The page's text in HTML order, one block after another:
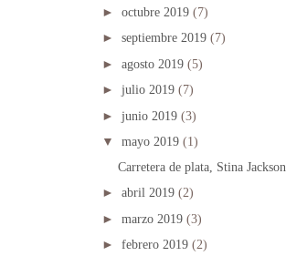
► octubre 2019 (7)
► septiembre 2019 (7)
► agosto 2019 (5)
► julio 2019 (7)
► junio 2019 (3)
▼ mayo 2019 (1)
Carretera de plata, Stina Jackson.
► abril 2019 (2)
► marzo 2019 (3)
► febrero 2019 (2)